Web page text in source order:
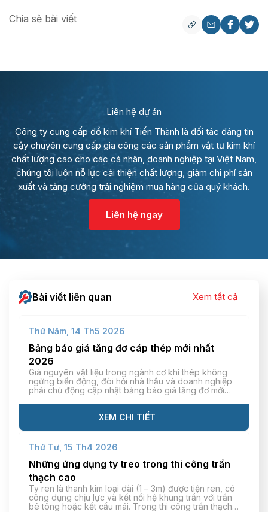
Chia sẻ bài viết
Liên hệ dự án
Công ty cung cấp đồ kim khí Tiến Thành là đối tác đáng tin
cậy chuyên cung cấp gia công các sản phẩm vật tư kim khí
chất lượng cao cho các cá nhân, doanh nghiệp tại Việt Nam,
chúng tôi luôn nỗ lực cải thiện chất lượng, giảm chi phí sản
xuất và tăng cường trải nghiệm mua hàng của quý khách.
Liên hệ ngay
Bài viết liên quan Xem tất cả
Thứ Năm, 14 Th5 2026
Bảng báo giá tăng đơ cáp thép mới nhất
2026
Giá nguyên vật liệu trong ngành cơ khí thép không
ngừng biến động, đòi hỏi nhà thầu và doanh nghiệp
phải chủ động cập nhật bảng báo giá tăng đơ mới
XEM CHI TIẾT
Thứ Tư, 15 Th4 2026
Những ứng dụng ty treo trong thi công trần
thạch cao
Ty ren là thanh kim loại dài (1 – 3m) được tiện ren, có
công dụng chịu lực và kết nối hệ khung trần với trần
bê tông hoặc kết cấu mái. Trong thi công trần thạch